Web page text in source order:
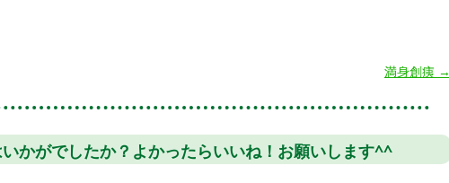
満身創痍 →
かがでしたか？よかったらいいね！お願いします^^